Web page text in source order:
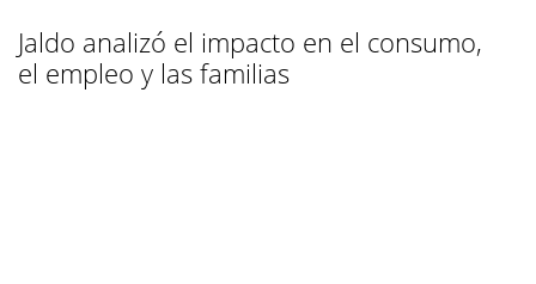
Jaldo analizó el impacto en el consumo,
el empleo y las familias